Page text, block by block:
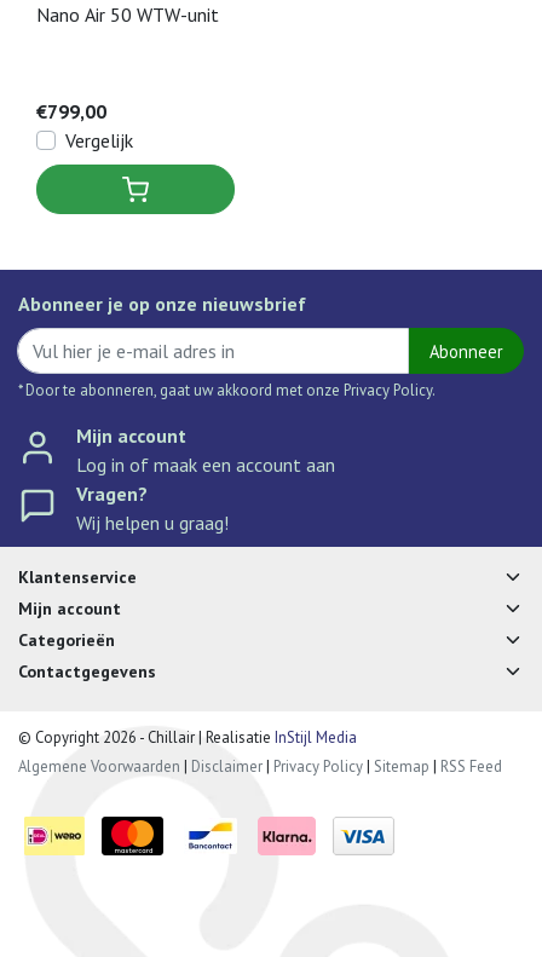
Nano Air 50 WTW-unit
€799,00
Vergelijk
Abonneer je op onze nieuwsbrief
Abonneer
* Door te abonneren, gaat uw akkoord met onze Privacy Policy.
Mijn account
Log in of maak een account aan
Vragen?
Wij helpen u graag!
Klantenservice
Mijn account
Categorieën
Contactgegevens
© Copyright 2026 - Chillair | Realisatie InStijl Media
Algemene Voorwaarden | Disclaimer| Privacy Policy| Sitemap | RSS Feed